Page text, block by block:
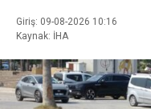
Giriş: 09-08-2026 10:16
Kaynak: İHA